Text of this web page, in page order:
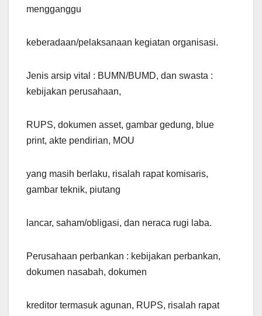
mengganggu
keberadaan/pelaksanaan kegiatan organisasi.
Jenis arsip vital : BUMN/BUMD, dan swasta :
kebijakan perusahaan,
RUPS, dokumen asset, gambar gedung, blue
print, akte pendirian, MOU
yang masih berlaku, risalah rapat komisaris,
gambar teknik, piutang
lancar, saham/obligasi, dan neraca rugi laba.
Perusahaan perbankan : kebijakan perbankan,
dokumen nasabah, dokumen
kreditor termasuk agunan, RUPS, risalah rapat